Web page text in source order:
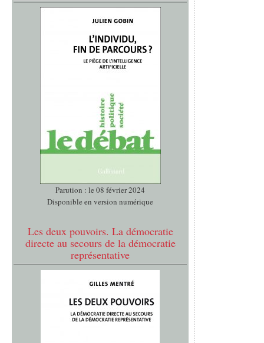
Parution : le 08 février 2024
Disponible en version numérique
Les deux pouvoirs. La démocratie
directe au secours de la démocratie
représentative